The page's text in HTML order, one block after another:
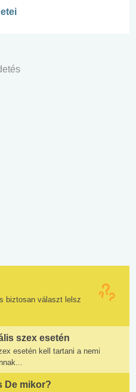
biztosan választ lelsz
szex esetén
esetén kell tartani a nemi
De mikor?